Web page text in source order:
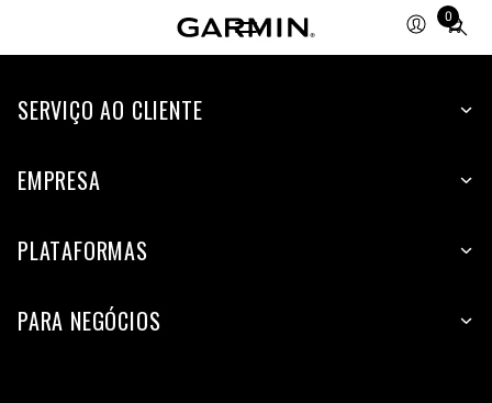
0
Total
items
cart:
SERVIÇO AO CLIENTE
EMPRESA
PLATAFORMAS
PARA NEGÓCIOS